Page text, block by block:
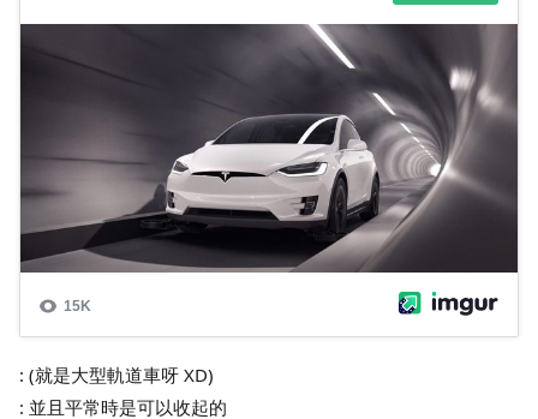
: (就是大型軌道車呀 XD)
: 並且平常時是可以收起的